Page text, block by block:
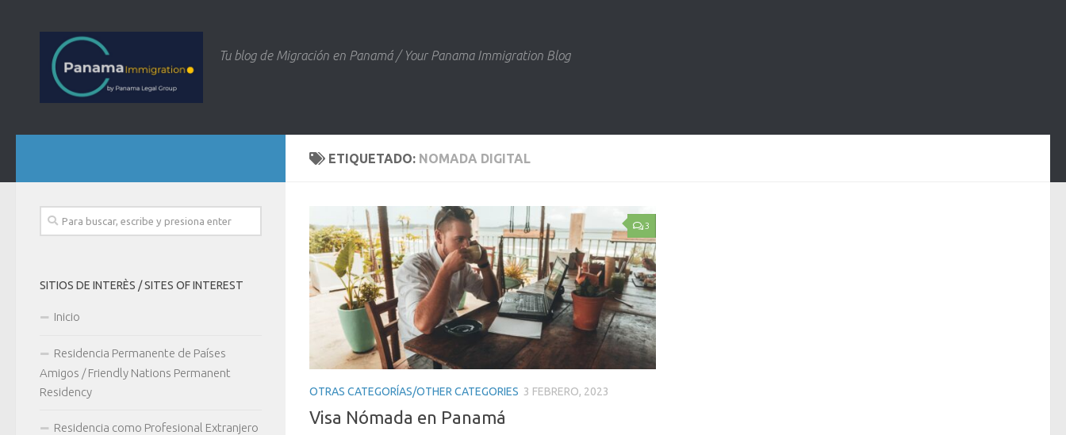
Tu blog de Migración en Panamá / Your Panama Immigration Blog
ETIQUETADO: NOMADA DIGITAL
3
OTRAS CATEGORÍAS/OTHER CATEGORIES 3 FEBRERO, 2023
Visa Nómada en Panamá
SITIOS DE INTERÈS / SITES OF INTEREST
Inicio
Residencia Permanente de Países
Amigos / Friendly Nations Permanent
Residency
Residencia como Profesional Extranjero